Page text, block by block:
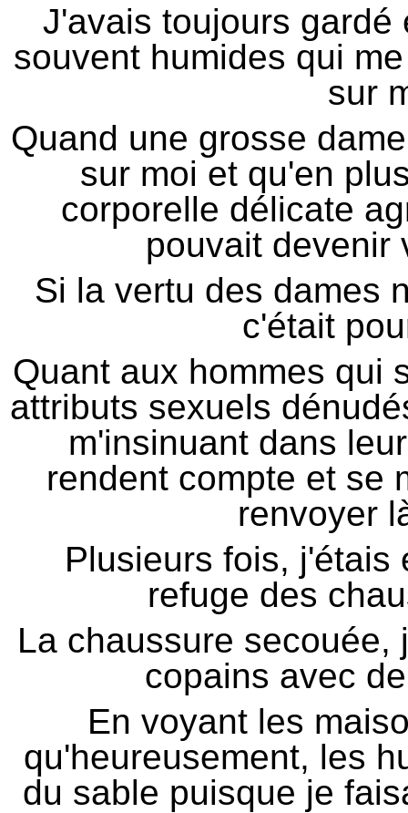
J'avais toujours gardé
souvent humides qui
sur
Quand une grosse
sur moi et qu'en
corporelle délicate
pouvait devenir
Si la vertu des dames
c'était
Quant aux hommes qui
attributs sexuels
m'insinuant dans
rendent compte et se
renvoyer
Plusieurs fois, j'étais
refuge des
La chaussure secouée,
copains avec
En voyant les
qu'heureusement, les
du sable puisque je